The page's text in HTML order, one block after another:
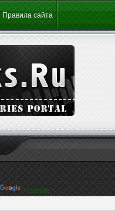
Правила сайта
Translate